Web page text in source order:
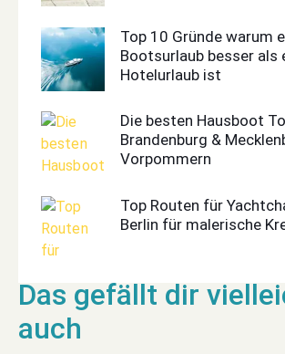
Top 10 Gründe warum
Bootsurlaub besser als
Hotelurlaub ist
Die besten Hausboot
Brandenburg &
Vorpommern
Top Routen für
Berlin für malerische